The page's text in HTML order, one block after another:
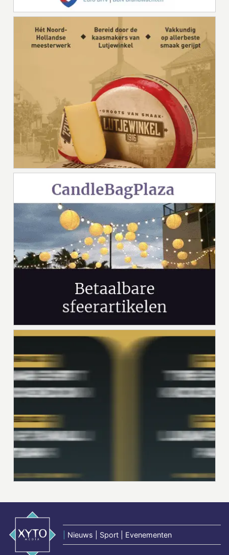
Nieuws | Sport | Evenementen